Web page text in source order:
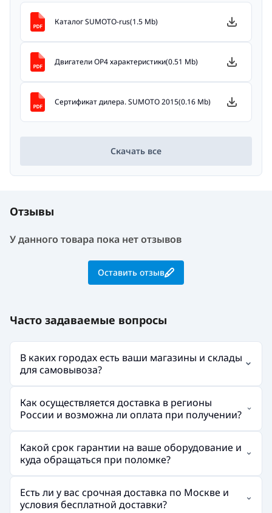
Каталог SUMOTO-rus(1.5 Mb)
Двигатели OP4 характеристики(0.51 Mb)
Сертификат дилера. SUMOTO 2015(0.16 Mb)
Скачать все
Отзывы
У данного товара пока нет отзывов
Оставить отзыв
Часто задаваемые вопросы
В каких городах есть ваши магазины и склады
для самовывоза?
Как осуществляется доставка в регионы
России и возможна ли оплата при получении?
Какой срок гарантии на ваше оборудование и
куда обращаться при поломке?
Есть ли у вас срочная доставка по Москве и
условия бесплатной доставки?